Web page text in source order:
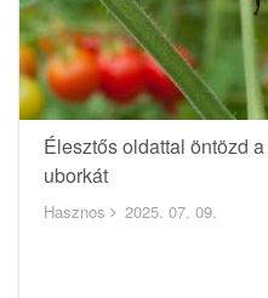
Élesztős oldattal öntözd
uborkát
Hasznos 2025. 07. 09.